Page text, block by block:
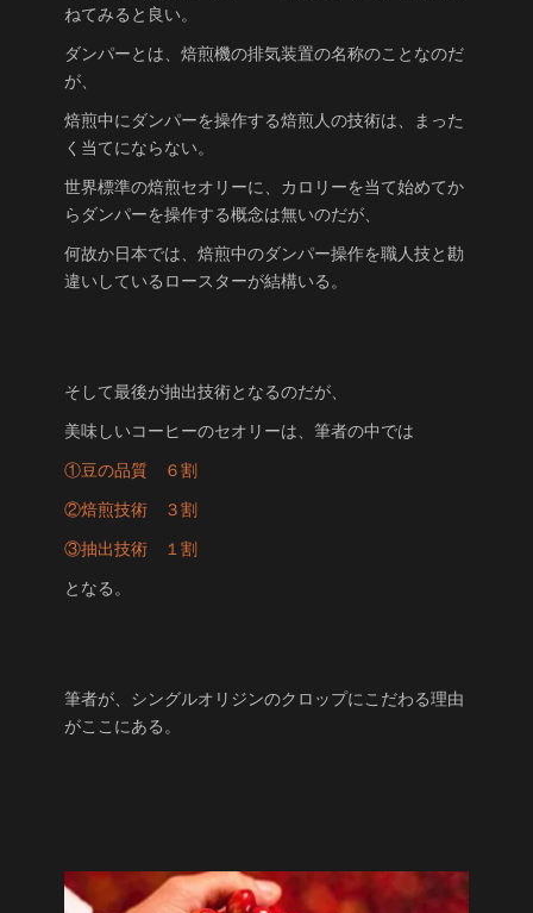
ねてみると良い。
ダンパーとは、焙煎機の排気装置の名称のことなのだ
が、
焙煎中にダンパーを操作する焙煎人の技術は、まった
く当てにならない。
世界標準の焙煎セオリーに、カロリーを当て始めてか
らダンパーを操作する概念は無いのだが、
何故か日本では、焙煎中のダンパー操作を職人技と勘
違いしているロースターが結構いる。
そして最後が抽出技術となるのだが、
美味しいコーヒーのセオリーは、筆者の中では
①豆の品質 ６割
②焙煎技術 ３割
③抽出技術 １割
となる。
筆者が、シングルオリジンのクロップにこだわる理由
がここにある。